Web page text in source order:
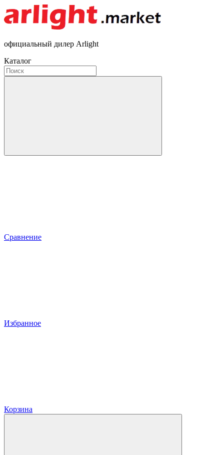
официальный дилер Arlight
Каталог
Сравнение
Избранное
Корзина